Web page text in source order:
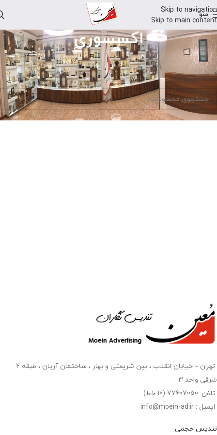
Skip to navigation
Skip to main content
منو
اکسسوری
خانه اکسسوری
هیچ محصولی یافت نشد.
تهران – خیابان انقلاب ، بین شریعتی و بهار ، ساختمان آریان ، طبقه 2
شرقی واحد 3
تلفن: 77607050 (10 خط)
ایمیل : info@moein-ad.ir
تندیس حجمی